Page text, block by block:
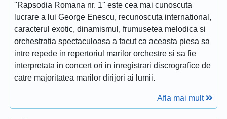
''Rapsodia Romana nr. 1'' este cea mai cunoscuta
lucrare a lui George Enescu, recunoscuta international,
caracterul exotic, dinamismul, frumusetea melodica si
orchestratia spectaculoasa a facut ca aceasta piesa sa
intre repede in repertoriul marilor orchestre si sa fie
interpretata in concert ori in inregistrari discrografice de
catre majoritatea marilor dirijori ai lumii.
Afla mai mult